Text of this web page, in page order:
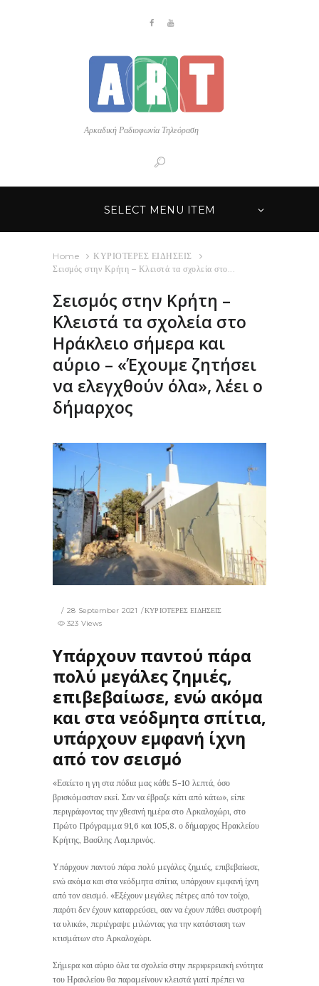
Αρκαδική Ραδιοφωνία Τηλεόραση
SELECT MENU ITEM
Home
ΚΥΡΙΟΤΕΡΕΣ ΕΙΔΗΣΕΙΣ
Σεισμός στην Κρήτη – Κλειστά τα σχολεία στο...
Σεισμός στην Κρήτη –
Κλειστά τα σχολεία στο
Ηράκλειο σήμερα και
αύριο – «Έχουμε ζητήσει
να ελεγχθούν όλα», λέει ο
δήμαρχος
28 September 2021
ΚΥΡΙΟΤΕΡΕΣ ΕΙΔΗΣΕΙΣ
323 Views
Υπάρχουν παντού πάρα
πολύ μεγάλες ζημιές,
επιβεβαίωσε, ενώ ακόμα
και στα νεόδμητα σπίτια,
υπάρχουν εμφανή ίχνη
από τον σεισμό
«Εσείετο η γη στα πόδια μας κάθε 5-10 λεπτά, όσο
βρισκόμασταν εκεί. Σαν να έβραζε κάτι από κάτω», είπε
περιγράφοντας την χθεσινή ημέρα στο Αρκαλοχώρι, στο
Πρώτο Πρόγραμμα 91,6 και 105,8. ο δήμαρχος Ηρακλείου
Κρήτης, Βασίλης Λαμπρινός.
Υπάρχουν παντού πάρα πολύ μεγάλες ζημιές, επιβεβαίωσε,
ενώ ακόμα και στα νεόδμητα σπίτια, υπάρχουν εμφανή ίχνη
από τον σεισμό. «Εξέχουν μεγάλες πέτρες από τον τοίχο,
παρότι δεν έχουν καταρρεύσει, σαν να έχουν πάθει συστροφή
τα υλικά», περιέγραψε μιλώντας για την κατάσταση των
κτισμάτων στο Αρκαλοχώρι.
Σήμερα και αύριο όλα τα σχολεία στην περιφερειακή ενότητα
του Ηρακλείου θα παραμείνουν κλειστά γιατί πρέπει να